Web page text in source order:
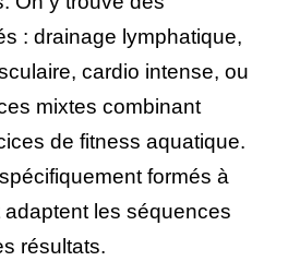
: drainage lymphatique,
cardio intense, ou
mixtes combinant
de fitness aquatique.
formés à
les séquences
résultats.